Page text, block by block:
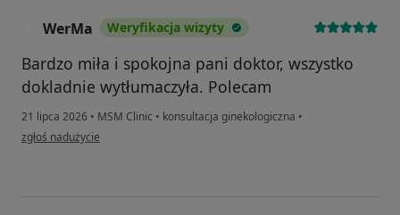
WerMa Weryfikacja wizyty
Bardzo miła i spokojna pani doktor, wszystko
dokladnie wytłumaczyła. Polecam
21 lipca 2026 • MSM Clinic • konsultacja ginekologiczna •
w opinii użytkownika WerMa
zgłoś nadużycie